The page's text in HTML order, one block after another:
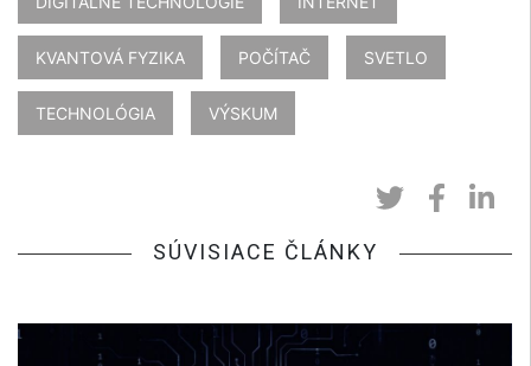
KVANTOVÁ FYZIKA POČÍTAČ SVETLO
TECHNOLÓGIA VÝSKUM
SÚVISIACE ČLÁNKY